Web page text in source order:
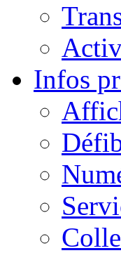
Infos